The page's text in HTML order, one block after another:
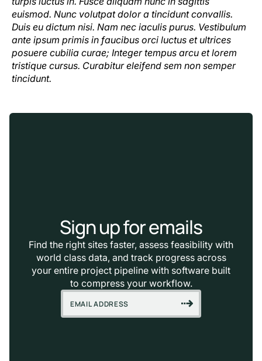
euismod. Nunc volutpat dolor a tincidunt convallis.
Duis eu dictum nisi. Nam nec iaculis purus. Vestibulum
ante ipsum primis in faucibus orci luctus et ultrices
posuere cubilia curae; Integer tempus arcu et lorem
tristique cursus. Curabitur eleifend sem non semper
tincidunt.
Sign up for emails
Find the right sites faster, assess feasibility with
world class data, and track progress across
your entire project pipeline with software built
to compress your workflow.